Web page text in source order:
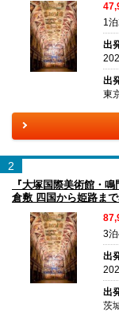
1
出
出
東
2
『大塚国際美術館・
倉敷 四国から姫路ま
3泊
出
出
茨